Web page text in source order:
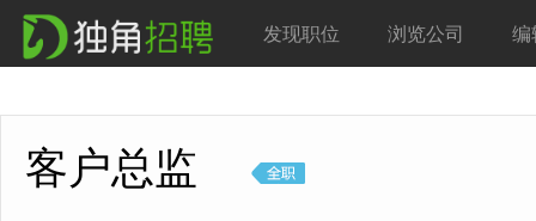
发现职位 浏览公司 编
客户总监